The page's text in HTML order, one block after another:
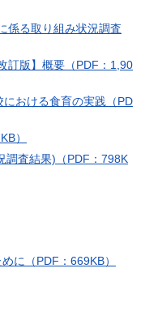
る取り組み状況調査
版】概要（PDF：1,90
おける食育の実践（PD
）
調査結果)（PDF：798K
に（PDF：669KB）